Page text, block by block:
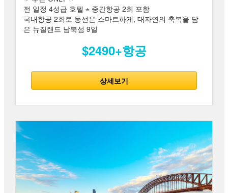
전 일정 4성급 호텔 ⋆ 중간항공 2회 포함
국내항공 2회로 동선은 스마트하게, 대자연의 축복을 담
은 뉴질랜드 남북섬 9일
$2490+항공
상세보기